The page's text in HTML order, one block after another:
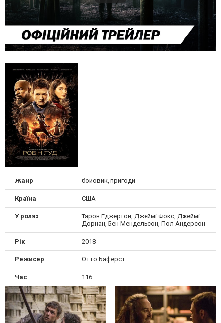
Жанр бойовик, пригоди
Країна США
У ролях
Тарон Еджертон, Джеймi Фокс, Джеймі
Дорнан, Бен Мендельсон, Пол Андерсон
Рік 2018
Режисер Отто Баферст
Час 116